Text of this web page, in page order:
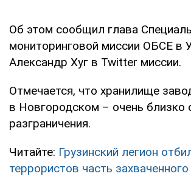
Об этом сообщил глава
мониторинговой миссии ОБСЕ в
Александр Хуг в Twitter миссии.
Отмечается, что хранилище
в Новгородском – очень близко
разграничения.
Читайте: Грузинский легион
террористов часть